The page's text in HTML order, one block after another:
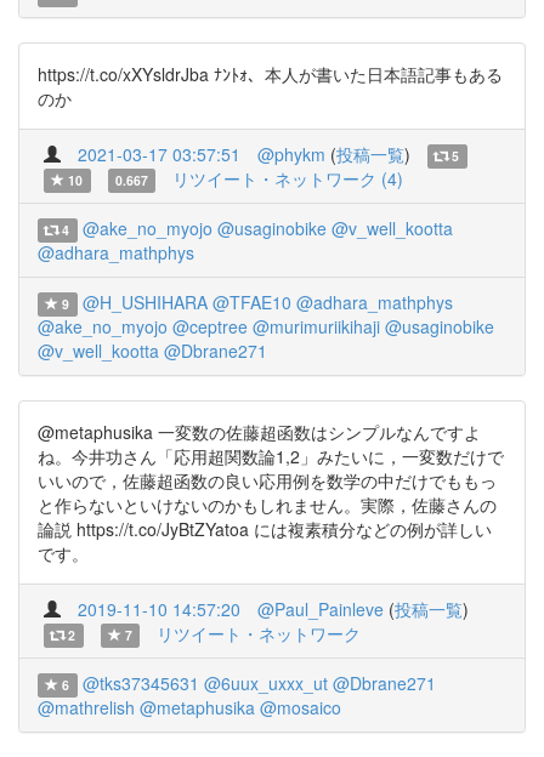
https://t.co/xXYsldrJba ﾅﾝﾄｫ、本人が書いた日本語記事もある
のか
2021-03-17 03:57:51 @phykm (投稿一覧)
5
10
0.667 リツイート・ネットワーク (4)
4 @ake_no_myojo @usaginobike @v_well_kootta
@adhara_mathphys
9 @H_USHIHARA @TFAE10 @adhara_mathphys
@ake_no_myojo @ceptree @murimuriikihaji @usaginobike
@v_well_kootta @Dbrane271
@metaphusika 一変数の佐藤超函数はシンプルなんですよ
ね。今井功さん「応用超関数論1,2」みたいに，一変数だけで
いいので，佐藤超函数の良い応用例を数学の中だけでももっ
と作らないといけないのかもしれません。実際，佐藤さんの
論説 https://t.co/JyBtZYatoa には複素積分などの例が詳しい
です。
2019-11-10 14:57:20 @Paul_Painleve (投稿一覧)
2 7 リツイート・ネットワーク
6 @tks37345631 @6uux_uxxx_ut @Dbrane271
@mathrelish @metaphusika @mosaico